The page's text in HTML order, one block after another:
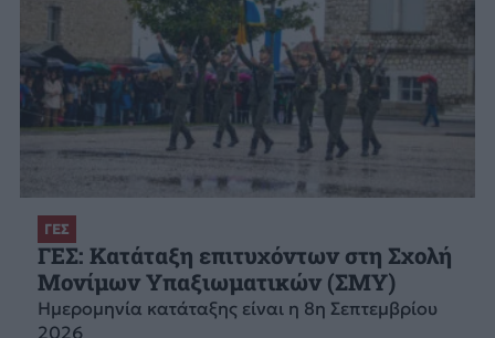
ΓΕΣ
ΓΕΣ: Κατάταξη επιτυχόντων στη Σχολή
Μονίμων Υπαξιωματικών (ΣΜΥ)
Ημερομηνία κατάταξης είναι η 8η Σεπτεμβρίου
2026